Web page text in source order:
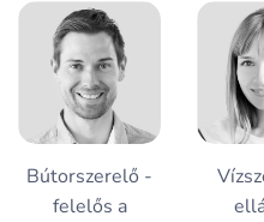
Bútorszerelő -
felelős a